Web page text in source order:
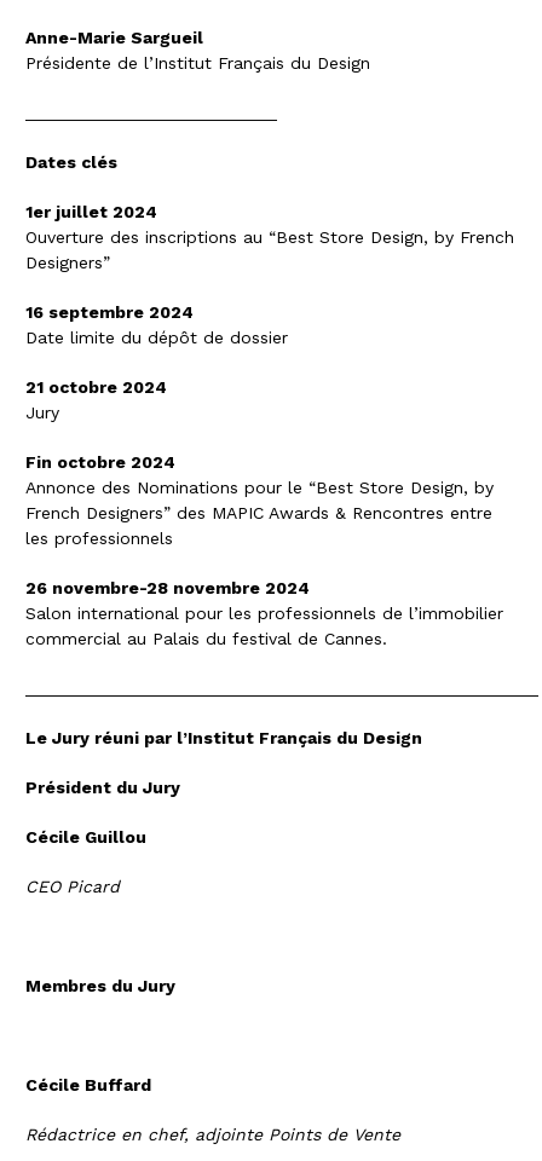
Anne-Marie Sargueil
Présidente de l’Institut Français du Design
Dates clés
1er juillet 2024
Ouverture des inscriptions au “Best Store Design, by French
Designers”
16 septembre 2024
Date limite du dépôt de dossier
21 octobre 2024
Jury
Fin octobre 2024
Annonce des Nominations pour le “Best Store Design, by
French Designers” des MAPIC Awards & Rencontres entre
les professionnels
26 novembre-28 novembre 2024
Salon international pour les professionnels de l’immobilier
commercial au Palais du festival de Cannes.
Le Jury réuni par l’Institut Français du Design
Président du Jury
Cécile Guillou
CEO Picard
Membres du Jury
Cécile Buffard
Rédactrice en chef, adjointe Points de Vente